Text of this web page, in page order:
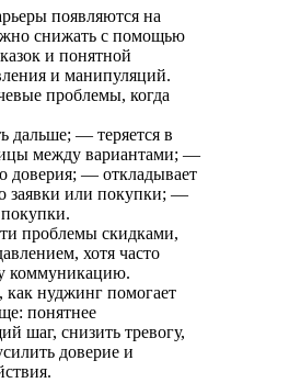
появляются на
снижать с помощью
и понятной
и манипуляций.
проблемы, когда
дальше; — теряется в
между вариантами; —
доверия; — откладывает
заявки или покупки; —
покупки.
проблемы скидками,
хотя часто
коммуникацию.
как нуджинг помогает
понятнее
шаг, снизить тревогу,
доверие и